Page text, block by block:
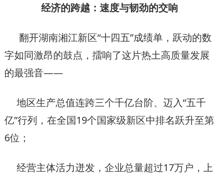
经济的跨越：速度与韧劲的交响
翻开湖南湘江新区“十四五”成绩单，跃动的数
字如同激昂的鼓点，擂响了这片热土高质量发展
的最强音——
地区生产总值连跨三个千亿台阶、迈入“五千
亿”行列，在全国19个国家级新区中排名跃升至第
6位；
经营主体活力迸发，企业总量超过17万户，上